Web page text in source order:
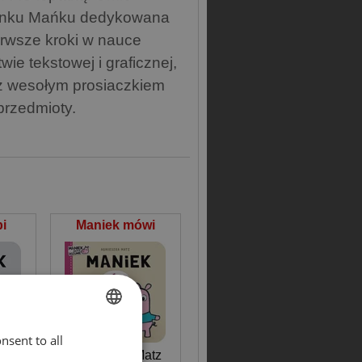
Mańku dedykowana
kroki w nauce
tekstowej i graficznej,
wesołym prosiaczkiem
Maniek mówi
Agnieszka Matz
to all